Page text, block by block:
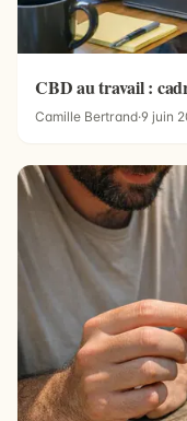
CBD au travail :
Camille Bertrand·9 juin